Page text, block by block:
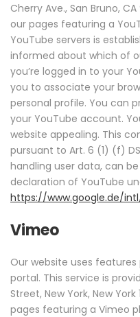
Cherry Ave., San Bruno,
our pages featuring a
YouTube servers is
informed about which of
you’re logged in to your
you to associate your
personal profile. You can
your YouTube account.
website appealing. This
pursuant to Art. 6 (1) (f)
handling user data, can
declaration of YouTube
https://www.google.de/
Vimeo
Our website uses
portal. This service is
Street, New York, New York
pages featuring a Vimeo